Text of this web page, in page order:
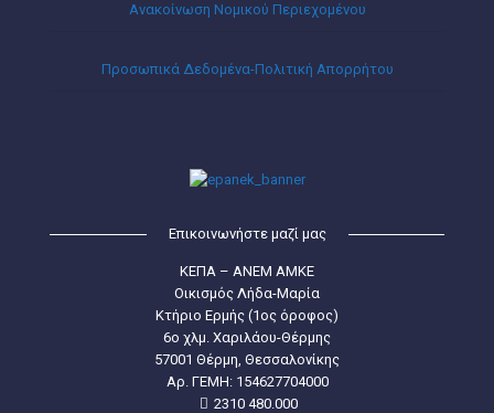
Ανακοίνωση Νομικού Περιεχομένου
Προσωπικά Δεδομένα-Πολιτική Απορρήτου
Επικοινωνήστε μαζί μας
ΚΕΠΑ – ΑΝΕΜ ΑΜΚΕ
Οικισμός Λήδα-Μαρία
Κτήριο Ερμής (1ος όροφος)
6ο χλμ. Χαριλάου-Θέρμης
57001 Θέρμη, Θεσσαλονίκης
Aρ. ΓΕΜΗ: 154627704000
2310 480.000